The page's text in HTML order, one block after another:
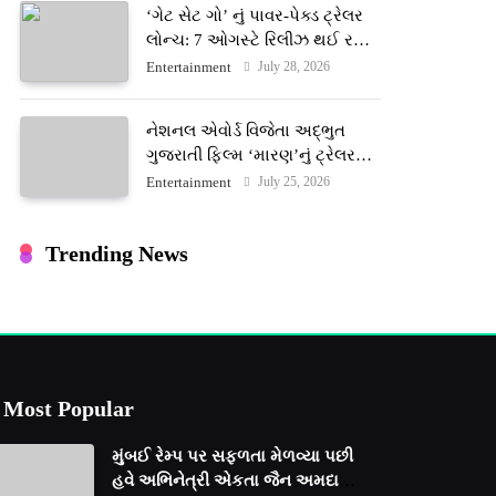
‘ગેટ સેટ ગો’ નું પાવર-પેક્ડ ટ્રેલર
લોન્ચ: 7 ઓગસ્ટે રિલીઝ થઈ રહેલ
આ ફિલ્મમાં હાઇ-ટેક VFX જોવા
Entertainment July 28, 2026
નેશનલ એવોર્ડ વિજેતા અદ્ભુત
ગુજરાતી ફિલ્મ ‘મારણ’નું ટ્રેલર
જાહેર: ૩૧ જુલાઈના રોજ થશે
Entertainment July 25, 2026
Trending News
Most Popular
મુંબઈ રેમ્પ પર સફળતા મેળવ્યા પછી
હવે અભિનેત્રી એકતા જૈન અમદાવાદ